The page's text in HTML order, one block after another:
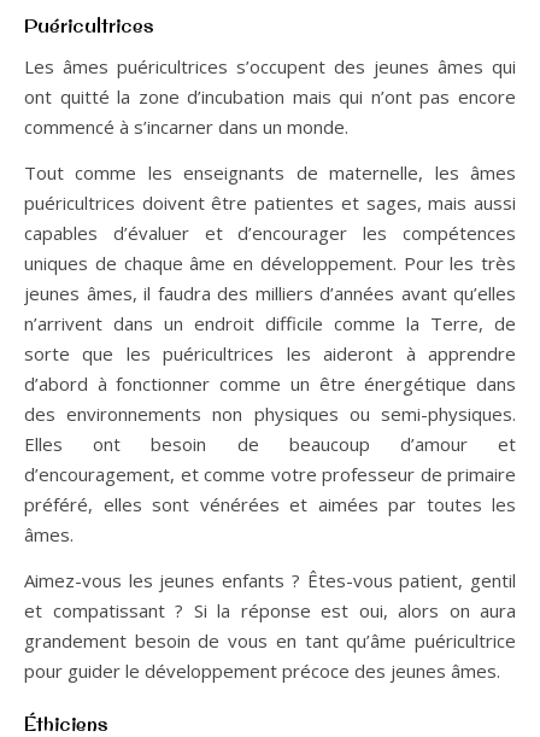
Puéricultrices
Les âmes puéricultrices s’occupent des jeunes âmes qui
ont quitté la zone d’incubation mais qui n’ont pas encore
commencé à s’incarner dans un monde.
Tout comme les enseignants de maternelle, les âmes
puéricultrices doivent être patientes et sages, mais aussi
capables d’évaluer et d’encourager les compétences
uniques de chaque âme en développement. Pour les très
jeunes âmes, il faudra des milliers d’années avant qu’elles
n’arrivent dans un endroit difficile comme la Terre, de
sorte que les puéricultrices les aideront à apprendre
d’abord à fonctionner comme un être énergétique dans
des environnements non physiques ou semi-physiques.
Elles ont besoin de beaucoup d’amour et
d’encouragement, et comme votre professeur de primaire
préféré, elles sont vénérées et aimées par toutes les
âmes.
Aimez-vous les jeunes enfants ? Êtes-vous patient, gentil
et compatissant ? Si la réponse est oui, alors on aura
grandement besoin de vous en tant qu’âme puéricultrice
pour guider le développement précoce des jeunes âmes.
Éthiciens